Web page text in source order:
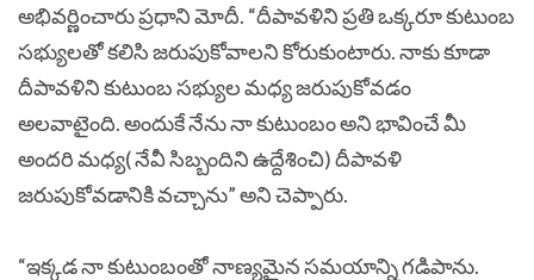
అభివర్ణించారు ప్రధాని మోదీ. “దీపావళిని ప్రతి ఒక్కరూ కుటుంబ
సభ్యులతో కలిసి జరుపుకోవాలని కోరుకుంటారు. నాకు కూడా
దీపావళిని కుటుంబ సభ్యుల మధ్య జరుపుకోవడం
అలవాటైంది. అందుకే నేను నా కుటుంబం అని భావించే మీ
అందరి మధ్య( నేవీ సిబ్బందిని ఉద్దేశించి) దీపావళి
జరుపుకోవడానికి వచ్చాను” అని చెప్పారు.
“ఇక్కడ నా కుటుంబంతో నాణ్యమైన సమయాన్ని గడిపాను.